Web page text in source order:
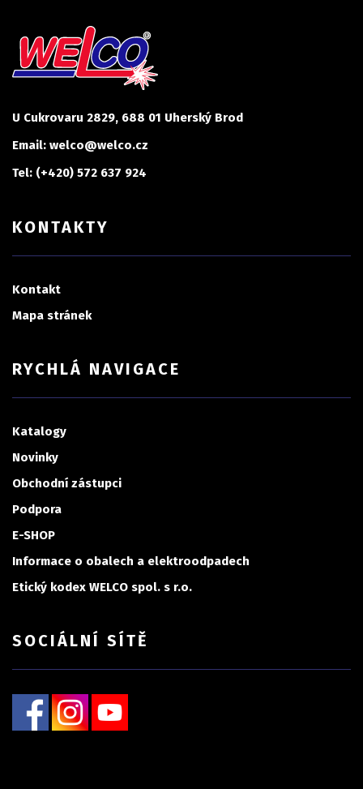
U Cukrovaru 2829, 688 01 Uherský Brod
Email: welco@welco.cz
Tel: (+420) 572 637 924
KONTAKTY
Kontakt
Mapa stránek
RYCHLÁ NAVIGACE
Katalogy
Novinky
Obchodní zástupci
Podpora
E-SHOP
Informace o obalech a elektroodpadech
Etický kodex WELCO spol. s r.o.
SOCIÁLNÍ SÍTĚ